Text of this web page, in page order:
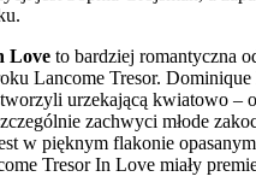
Love to bardziej romantyczna
Lancome Tresor.
urzekającą kwiatowo –
zachwyci młode
w pięknym flakonie
Tresor In Love miały